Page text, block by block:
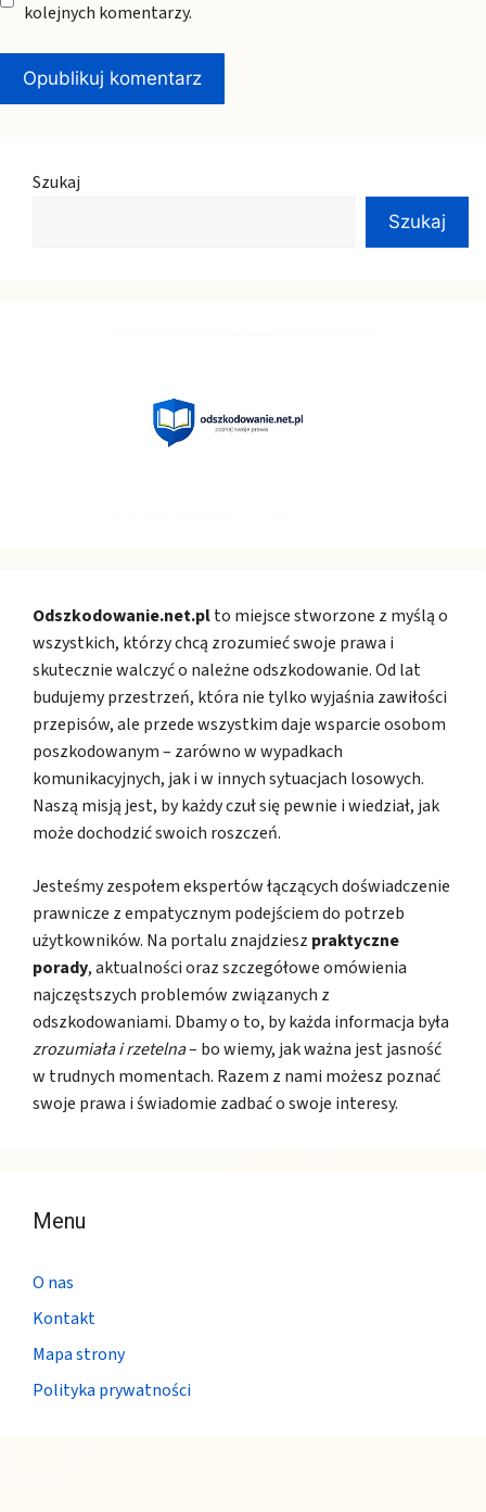
kolejnych komentarzy.
Szukaj
Szukaj
Odszkodowanie.net.plto miejsce stworzone z myślą o
wszystkich, którzy chcą zrozumieć swoje prawa i
skutecznie walczyć o należne odszkodowanie. Od lat
budujemy przestrzeń, która nie tylko wyjaśnia zawiłości
przepisów, ale przede wszystkim daje wsparcie osobom
poszkodowanym – zarówno w wypadkach
komunikacyjnych, jak i w innych sytuacjach losowych.
Naszą misją jest, by każdy czuł się pewnie i wiedział, jak
może dochodzić swoich roszczeń.
Jesteśmy zespołem ekspertów łączących doświadczenie
prawnicze z empatycznym podejściem do potrzeb
użytkowników. Na portalu znajdziesz praktyczne
porady, aktualności oraz szczegółowe omówienia
najczęstszych problemów związanych z
odszkodowaniami. Dbamy o to, by każda informacja była
zrozumiała i rzetelna– bo wiemy, jak ważna jest jasność
w trudnych momentach. Razem z nami możesz poznać
swoje prawa i świadomie zadbać o swoje interesy.
Menu
O nas
Kontakt
Mapa strony
Polityka prywatności